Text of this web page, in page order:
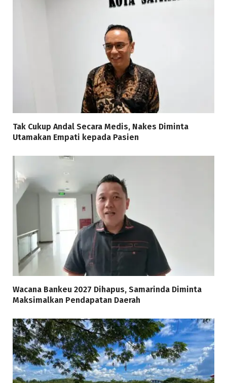
Tak Cukup Andal Secara Medis, Nakes Diminta
Utamakan Empati kepada Pasien
Wacana Bankeu 2027 Dihapus, Samarinda Diminta
Maksimalkan Pendapatan Daerah